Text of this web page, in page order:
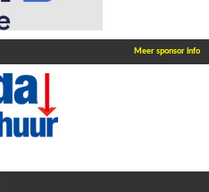
Meer sponsor info